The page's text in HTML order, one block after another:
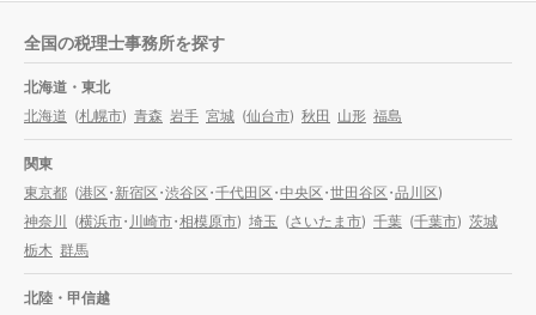
全国の税理士事務所を探す
北海道・東北
北海道 (札幌市) 青森 岩手 宮城 (仙台市) 秋田 山形 福島
関東
東京都 (港区・新宿区・渋谷区・千代田区・中央区・世田谷区・品川区)
神奈川 (横浜市・川崎市・相模原市) 埼玉 (さいたま市) 千葉 (千葉市) 茨城
栃木 群馬
北陸・甲信越